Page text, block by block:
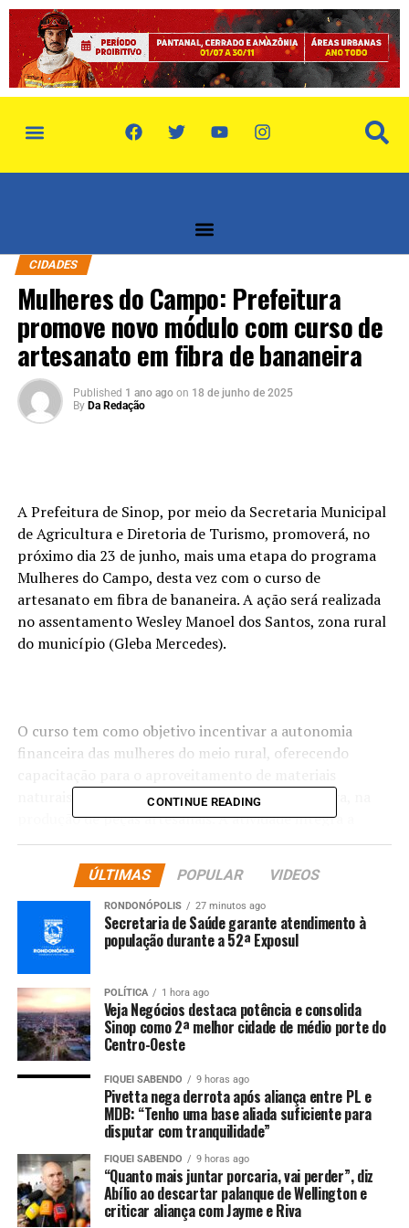
CIDADES
Mulheres do Campo: Prefeitura
promove novo módulo com curso de
artesanato em fibra de bananeira
Published 1 ano ago on 18 de junho de 2025
By Da Redação
A Prefeitura de Sinop, por meio da Secretaria Municipal
de Agricultura e Diretoria de Turismo, promoverá, no
próximo dia 23 de junho, mais uma etapa do programa
Mulheres do Campo, desta vez com o curso de
artesanato em fibra de bananeira. A ação será realizada
no assentamento Wesley Manoel dos Santos, zona rural
do município (Gleba Mercedes).
O curso tem como objetivo incentivar a autonomia
financeira das mulheres do meio rural, oferecendo
naturais e sustentáveis, como a fibra da bananeira, na
produção de peças artesanais. A atividade integra a
proposta do programa de valorizar os saberes locais,
fortalecer a economia familiar e promover o
empreendedorismo feminino no campo, além de
incentivar o turismo de base comunitária.
Segundo o secretário de Desenvolvimento Econômico,
José Pedro Seraffini, o programa Mulheres do Campo
tem impactado positivamente dezenas de moradoras do
assentamento. “Acreditamos no potencial das mulheres
do campo e sabemos que, com qualificação, elas podem
transformar realidades. Já levamos informações sobre
aposentadoria rural, turismo rural e agora o artesanato
em fibra de bananeira, que vem ao encontro do que o
programa propõe: gerar renda com criatividade,
sustentabilidade e identidade local”, destaca o
secretário.
CONTINUE READING
ÚLTIMAS POPULAR VIDEOS
RONDONÓPOLIS 27 minutos ago
Secretaria de Saúde garante atendimento à
população durante a 52ª Exposul
POLÍTICA 1 hora ago
Veja Negócios destaca potência e consolida
Sinop como 2ª melhor cidade de médio porte do
Centro-Oeste
FIQUEI SABENDO 9 horas ago
Pivetta nega derrota após aliança entre PL e
MDB: “Tenho uma base aliada suficiente para
disputar com tranquilidade”
FIQUEI SABENDO 9 horas ago
“Quanto mais juntar porcaria, vai perder”, diz
Abílio ao descartar palanque de Wellington e
criticar aliança com Jayme e Riva